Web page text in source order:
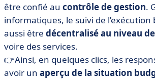
être confié au contrôle de gestion.
informatiques, le suivi de
aussi être décentralisé au niveau
voire des services.
👉Ainsi, en quelques clics, les
avoir un aperçu de la situation